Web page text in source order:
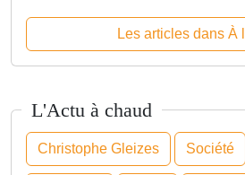
Les articles dans À
L'Actu à chaud
Christophe Gleizes Société